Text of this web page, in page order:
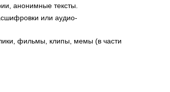
анонимные тексты.
или аудио-
фильмы, клипы, мемы (в части